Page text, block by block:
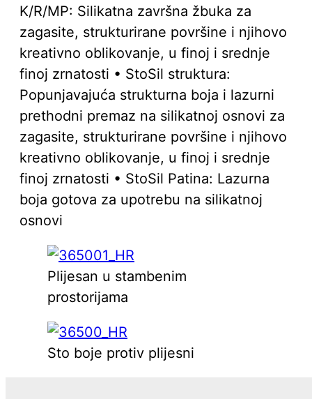
K/R/MP: Silikatna završna žbuka za
zagasite, strukturirane površine i njihovo
kreativno oblikovanje, u finoj i srednje
finoj zrnatosti • StoSil struktura:
Popunjavajuća strukturna boja i lazurni
prethodni premaz na silikatnoj osnovi za
zagasite, strukturirane površine i njihovo
kreativno oblikovanje, u finoj i srednje
finoj zrnatosti • StoSil Patina: Lazurna
boja gotova za upotrebu na silikatnoj
osnovi
Plijesan u stambenim
prostorijama
Sto boje protiv plijesni